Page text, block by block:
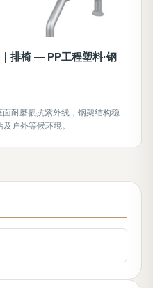
排椅 — PP工程塑料·钢
耐磨损抗紫外线，钢架结构稳
户外等候环境。